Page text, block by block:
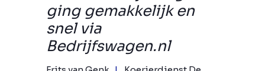
ging gemakkelijk en
snel via
Bedrijfswagen.nl